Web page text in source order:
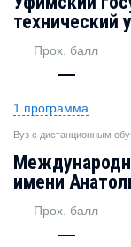
технический
Прох. балл
—
1 программа
Вуз с дистанционным
имени
Прох. балл
—